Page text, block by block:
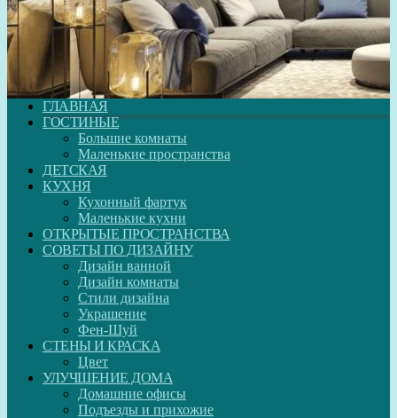
ГЛАВНАЯ
ГОСТИНЫЕ
Большие комнаты
Маленькие пространства
ДЕТСКАЯ
КУХНЯ
Кухонный фартук
Маленькие кухни
ОТКРЫТЫЕ ПРОСТРАНСТВА
СОВЕТЫ ПО ДИЗАЙНУ
Дизайн ванной
Дизайн комнаты
Стили дизайна
Украшение
Фен-Шуй
СТЕНЫ И КРАСКА
Цвет
УЛУЧШЕНИЕ ДОМА
Домашние офисы
Подъезды и прихожие